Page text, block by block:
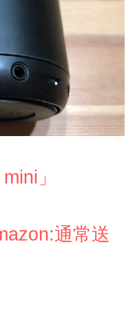
」
通常送